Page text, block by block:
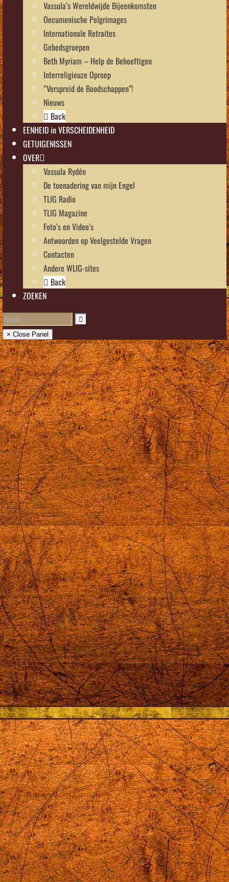
Vassula’s Wereldwijde Bijeenkomsten
Oecumenische Pelgrimages
Internationale Retraites
Gebedsgroepen
Beth Myriam – Help de Behoeftigen
Interreligieuze Oproep
“Verspreid de Boodschappen”!
Nieuws
Back
EENHEID in VERSCHEIDENHEID
GETUIGENISSEN
OVER
Vassula Rydén
De toenadering van mijn Engel
TLIG Radio
TLIG Magazine
Foto’s en Video’s
Antwoorden op Veelgestelde Vragen
Contacten
Andere WLIG-sites
Back
ZOEKEN
× Close Panel